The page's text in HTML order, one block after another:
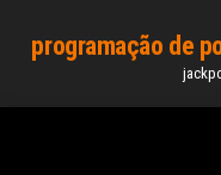
content
programação de